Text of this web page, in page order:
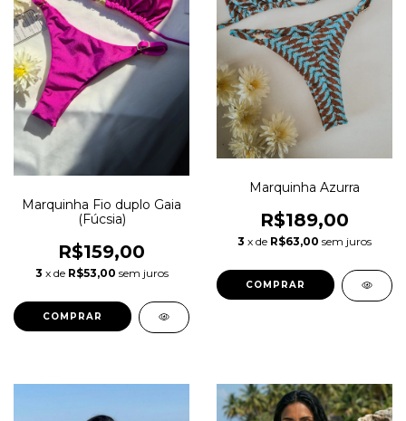
Marquinha Fio duplo Gaia
(Fúcsia)
R$159,00
3 x de R$53,00 sem juros
COMPRAR
Marquinha Azurra
R$189,00
3 x de R$63,00 sem juros
COMPRAR